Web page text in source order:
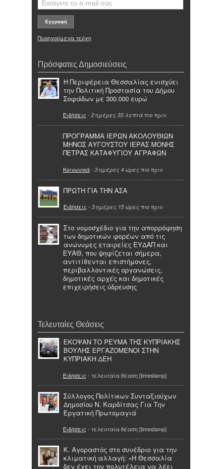
Προηγούμενα τεύχη
Πρόσφατες Δημοσιεύσεις
Η Περιφέρεια Θεσσαλίας ενισχύει
την Πολιτική Προστασία του Δήμου
Σοφάδων με 300.000 ευρώ
Ειδήσεις - 2 ημέρες 33 λεπτά πιο πριν
ΠΡΟΓΡΑΜΜΑ ΙΕΡΩΝ ΑΚΟΛΟΥΘΙΩΝ
ΜΗΝΟΣ ΑΥΓΟΥΣΤΟΥ ΙΕΡΑΣ ΜΟΝΗΣ
ΠΕΤΡΑΣ ΚΑΤΑΦΥΓΙΟΥ ΑΓΡΑΦΩΝ
Κοινωνικά- 3 ημέρες 4 ώρες πιο πριν
ΠΡΩΤΗ ΓΙΑ ΤΗΝ ΑΣΑ
Ειδήσεις - 3 ημέρες 15 ώρες πιο πριν
Στο νομοσχέδιο για την απορρόφηση
των δημοτικών φορέων από τις
ανώνυμες εταιρείες ΕΥΔΑΠ και
ΕΥΑΘ, που ψηφίζεται σήμερα,
αντιτίθενται επιστήμονες,
περιβαλλοντικές οργανώσεις,
δημοτικές αρχές και δημοτικές
επιχειρήσεις ύδρευσης
Τελευταίες Θεάσεις
ΕΚΟΨΑΝ ΤΟ ΡΕΥΜΑ ΤΗΣ ΚΥΠΡΙΑΚΗΣ
ΒΟΥΛΗΣ ΕΡΓΑΖΟΜΕΝΟΙ ΣΤΗΝ
ΚΥΠΡΙΑΚΗ ΔΕΗ
Ειδήσεις - τελευταία θέαση [timestamp]
Σύλλογος Πολίτικων Συνταξιούχων
Δημοσίου N. Καρδίτσας Για Την
Εργατική Πρωτομαγιά
Ειδήσεις - τελευταία θέαση [timestamp]
Κ. Αγοραστός στο συνέδριο για την
κλιματική αλλαγή: «Η Θεσσαλία
δεν έχει την πολυτέλεια να λέει